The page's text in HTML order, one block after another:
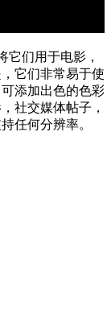
它们用于电影，
它们非常易于使
添加出色的色彩
社交媒体帖子，
任何分辨率。